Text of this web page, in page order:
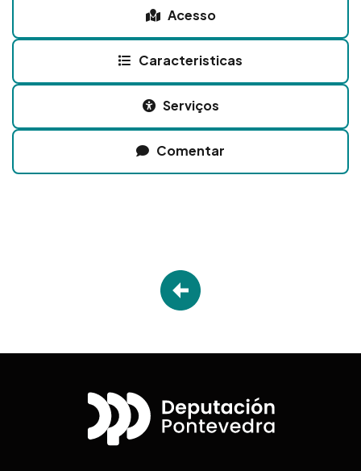
Acesso
Caracteristicas
Serviços
Comentar